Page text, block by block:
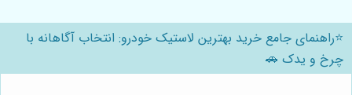
⭐️راهنمای جامع خرید بهترین لاستیک خودرو: انتخاب آگاهانه با
چرخ و یدک 🚗